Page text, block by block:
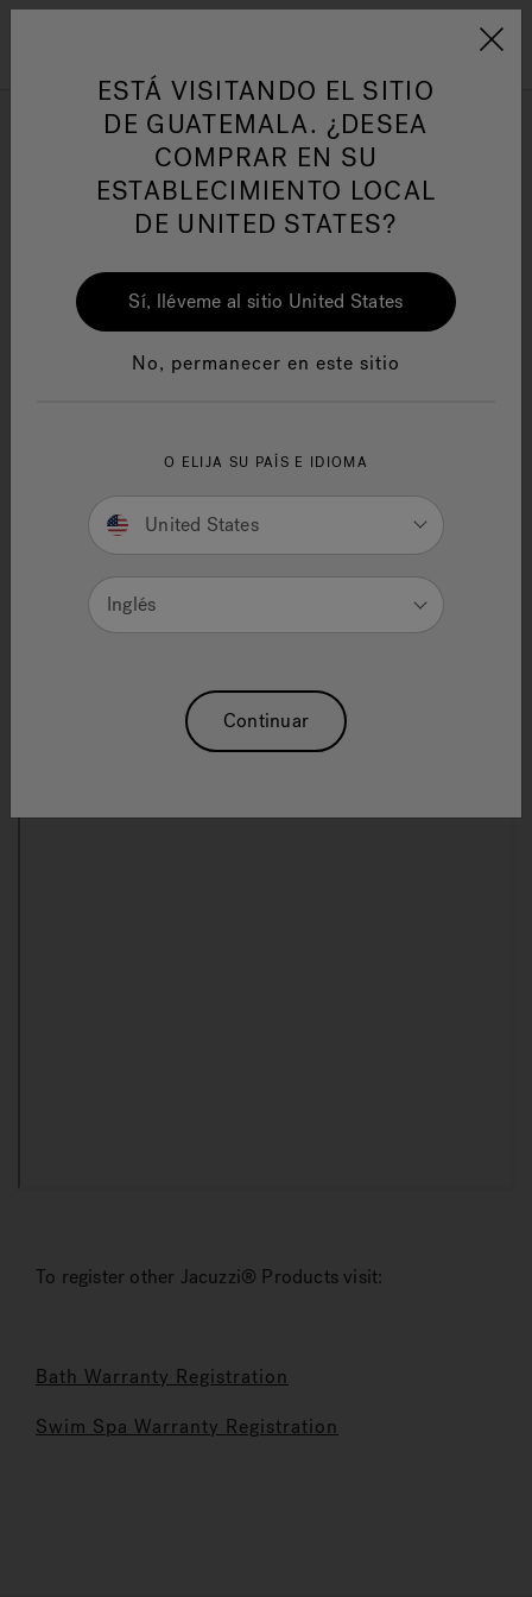
Jacuzzi&reg; Latin
Responsabilidad Social
HIDROMASAJE
Jacuzzi® Warranty
Registration
Registering your hot tub will expedite communications
with Jacuzzi® Hot Tubs and will enable us to send you
To register other Jacuzzi® Products visit:
Bath Warranty Registration
Swim Spa Warranty Registration
ESTÁ VISITANDO EL SITIO
DE GUATEMALA. ¿DESEA
COMPRAR EN SU
ESTABLECIMIENTO LOCAL
DE UNITED STATES?
Sí, lléveme al sitio United States
No, permanecer en este sitio
O ELIJA SU PAÍS E IDIOMA
United States
Inglés
Continuar